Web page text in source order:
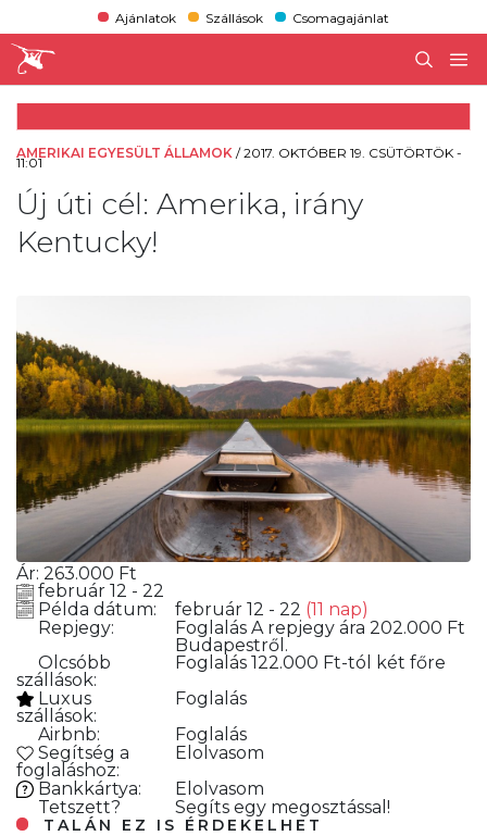
Ajánlatok Szállások Csomagajánlat
AMERIKAI EGYESÜLT ÁLLAMOK /2017. OKTÓBER 19. CSÜTÖRTÖK -
11:01
Új úti cél: Amerika, irány
Kentucky!
Ár: 263.000 Ft
február 12 - 22
Példa dátum:
február 12 - 22 (11 nap)
Repjegy:
Foglalás A repjegy ára 202.000 Ft
Budapestről.
Olcsóbb
szállások:
Foglalás 122.000 Ft-tól két főre
Luxus
szállások:
Foglalás
Airbnb:
Foglalás
Segítség a
foglaláshoz:
Elolvasom
Bankkártya:
Elolvasom
Tetszett?
Segíts egy megosztással!
TALÁN EZ IS ÉRDEKELHET